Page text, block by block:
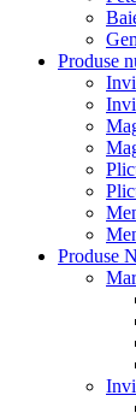
Produse
Produse